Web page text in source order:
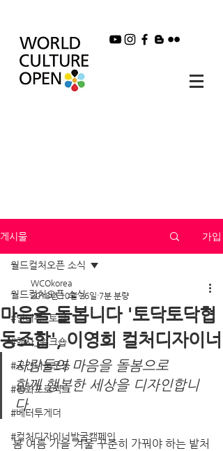
게시물 가입
월드컬처오픈 소식
#인터뷰_토크
#행사_워크숍
#공간나눔운동
#평화프로젝트
#베터투게더
#컬처디자이너발굴캠페인
월드컬처오픈 소식
마음을 돌봅니다 '토닥토닥협
동조합', 이영희 컬처디자이너
WCOkorea
2018년 10월 26일 7분 분량
사람들의 마음을 돌봄으로
함께 행복한 세상을 디자인합니
다.
봄 여름 가을 겨울 꾸준히 가꿔야 하는 밭처